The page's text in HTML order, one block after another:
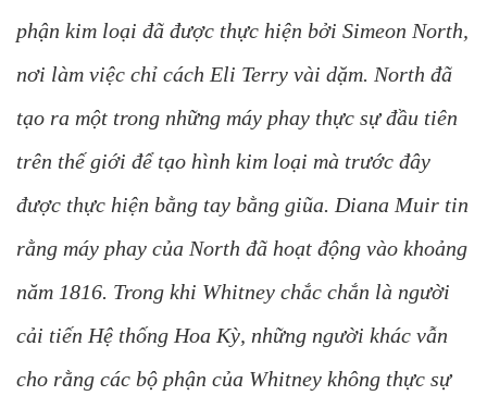
phận kim loại đã được thực hiện bởi Simeon North,
nơi làm việc chỉ cách Eli Terry vài dặm. North đã
tạo ra một trong những máy phay thực sự đầu tiên
trên thế giới để tạo hình kim loại mà trước đây
được thực hiện bằng tay bằng giũa. Diana Muir tin
rằng máy phay của North đã hoạt động vào khoảng
năm 1816. Trong khi Whitney chắc chắn là người
cải tiến Hệ thống Hoa Kỳ, những người khác vẫn
cho rằng các bộ phận của Whitney không thực sự